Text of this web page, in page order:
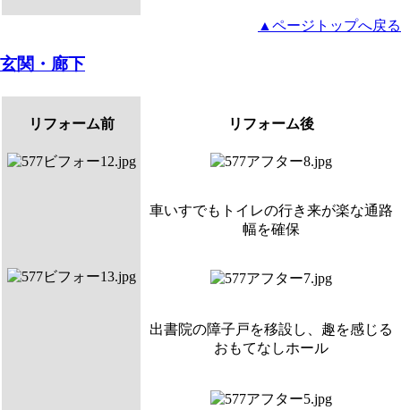
▲ページトップへ戻る
玄関・廊下
リフォーム前 リフォーム後
車いすでもトイレの行き来が楽な通路
幅を確保
出書院の障子戸を移設し、趣を感じる
おもてなしホール